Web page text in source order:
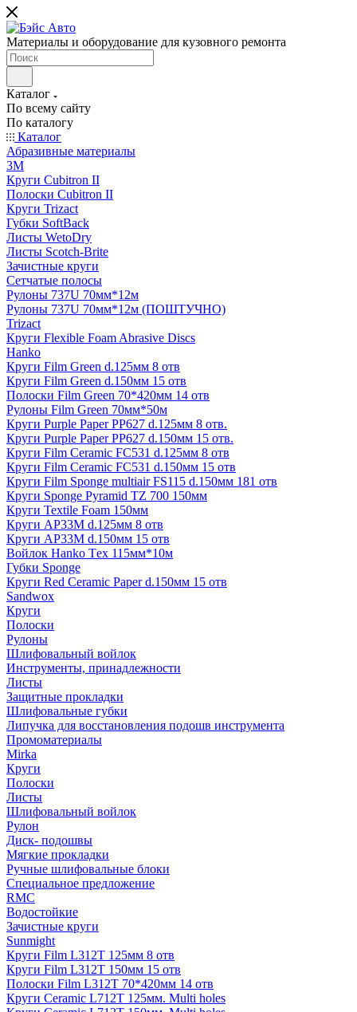
Материалы и оборудование для кузовного ремонта
Каталог
По всему сайту
По каталогу
Каталог
Абразивные материалы
3M
Круги Cubitron II
Полоски Cubitron II
Круги Trizact
Губки SoftBack
Листы WetoDry
Листы Scotch-Brite
Зачистные круги
Сетчатые полосы
Рулоны 737U 70мм*12м
Рулоны 737U 70мм*12м (ПОШТУЧНО)
Trizact
Круги Flexible Foam Abrasive Discs
Hanko
Круги Film Green d.125мм 8 отв
Круги Film Green d.150мм 15 отв
Полоски Film Green 70*420мм 14 отв
Рулоны Film Green 70мм*50м
Круги Purple Paper PP627 d.125мм 8 отв.
Круги Purple Paper PP627 d.150мм 15 отв.
Круги Film Ceramic FC531 d.125мм 8 отв
Круги Film Ceramic FC531 d.150мм 15 отв
Круги Film Sponge multiair FS115 d.150мм 181 отв
Круги Sponge Pyramid TZ 700 150мм
Круги Textile Foam 150мм
Круги AP33M d.125мм 8 отв
Круги AP33M d.150мм 15 отв
Войлок Hanko Tех 115мм*10м
Губки Sponge
Круги Red Ceramic Paper d.150мм 15 отв
Sandwox
Круги
Полоски
Рулоны
Шлифовальный войлок
Инструменты, принадлежности
Листы
Защитные прокладки
Шлифовальные губки
Липучка для восстановления подошв инструмента
Промоматериалы
Mirka
Круги
Полоски
Листы
Шлифовальный войлок
Рулон
Диск- подошвы
Мягкие прокладки
Ручные шлифовальные блоки
Специальное предложение
RMC
Водостойкие
Зачистные круги
Sunmight
Круги Film L312T 125мм 8 отв
Круги Film L312T 150мм 15 отв
Полоски Film L312T 70*420мм 14 отв
Круги Ceramic L712T 125мм. Multi holes